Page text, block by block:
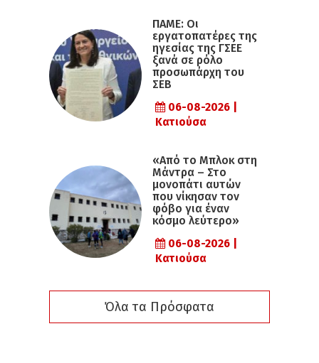
ΠΑΜΕ: Οι
εργατοπατέρες της
ηγεσίας της ΓΣΕΕ
ξανά σε ρόλο
προσωπάρχη του
ΣΕΒ
06-08-2026 |
Κατιούσα
«Από το Μπλοκ στη
Μάντρα – Στο
μονοπάτι αυτών
που νίκησαν τον
φόβο για έναν
κόσμο λεύτερο»
06-08-2026 |
Κατιούσα
Όλα τα Πρόσφατα